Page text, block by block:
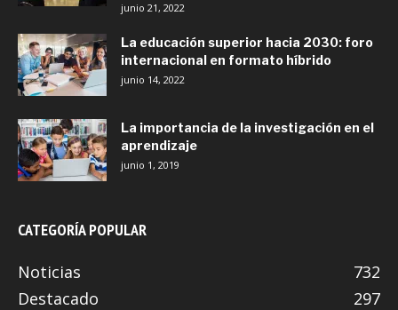
junio 21, 2022
La educación superior hacia 2030: foro
internacional en formato híbrido
junio 14, 2022
La importancia de la investigación en el
aprendizaje
junio 1, 2019
CATEGORÍA POPULAR
Noticias
732
Destacado
297